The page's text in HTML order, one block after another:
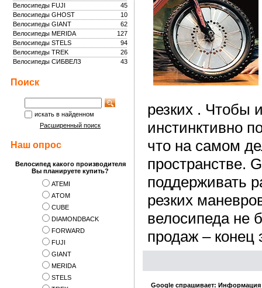
45
Велосипеды FUJI
10
Велосипеды GHOST
62
Велосипеды GIANT
127
Велосипеды MERIDA
94
Велосипеды STELS
26
Велосипеды TREK
43
Велосипеды СИБВЕЛЗ
Поиск
искать в найденном
Расширенный поиск
Наш опрос
Велосипед какого производителя
Вы планируете купить?
ATEMI
АTOM
CUBE
DIAMONDBACK
FORWARD
FUJI
GIANT
MERIDA
STELS
резких . Чтобы
инстинктивно
что на самом
пространстве.
поддерживать
резких
велосипеда не
продаж – конец
Google спрашивает: